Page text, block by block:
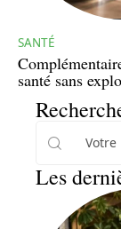
SANTÉ
santé sans
Les